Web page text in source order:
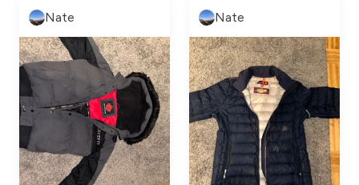
Nate Nate